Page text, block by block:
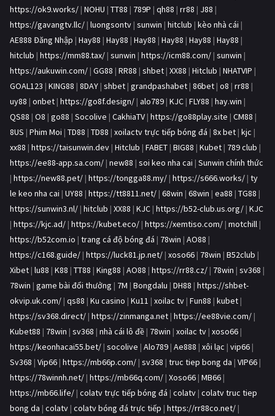
https://ok9.works/ | NOHU | TT88 | 789P | qh88 | rr88 | J88 |
https://gavangtv.llc/ | luongsontv | sunwin | hitclub | kèo nhà cái |
AE888 Đăng Nhập | Hay88 | Hay88 | Hay88 | Hay88 | Hay88 | Hay88 |
hitclub | https://mm88.tax/ | sunwin | https://icm88.com/ | sunwin |
https://aukuwin.com/ | GG88 | RR88 | shbet | XX88 | Hitclub | NHATVIP |
GOAL123 | KING88 | 8DAY | shbet | grandpashabet | 86bet | o8 | rr88 |
uy88 | onbet | https://go8f.design/ | alo789 | KJC | FLY88 | hay.win |
QS88 | O8 | go88 | Socolive | CakhiaTV | https://go88play.site | CM88 |
8US | Phim Moi | TD88 | TD88 | xoilactv trực tiếp bóng đá | 8x bet | kjc |
xx88 | https://taisunwin.dev | Hitclub | FABET | BIG88 | Kubet | 789 club |
https://ee88-app.sa.com/ | new88 | soi keo nha cai | Sunwin chính thức
| https://new88.pet/ | https://tongga88.my/ | https://s666.works/ | ty
le keo nha cai | UY88 | https://tt8811.net/ | 68win | 68win | ea88 | TG88 |
https://sunwin3.nl/ | hitclub | XX88 | KJC | https://b52-club.us.org/ | KJC
| https://kjc.ad/ | https://kubet.eco/ | https://xemtiso.com/ | motchill |
https://b52com.io | trang cá độ bóng đá | 78win | AO88 |
https://c168.guide/ | https://luck81.jp.net/ | xoso66 | 78win | B52club |
Xibet | lu88 | K88 | TT88 | King88 | AO88 | https://rr88.cz/ | 78win | sv368 |
78win | game bài đổi thưởng | 7M | Bongdalu | DH88 | https://shbet-
okvip.uk.com/ | qs88 | Ku casino | Ku11 | xoilac tv | Fun88 | kubet |
https://sv368.direct/ | https://zinmanga.net | https://ee88vie.com/ |
Kubet88 | 78win | sv368 | nhà cái lô đề | 78win | xoilac tv | xoso66 |
https://keonhacai55.bet/ | socolive | Alo789 | Ae888 | xôi lạc | vip66 |
Sv368 | Vip66 | https://mb66p.com/ | sv368 | truc tiep bong da | VIP66 |
https://78winnh.net/ | https://mb66q.com/ | Xoso66 | MB66 |
https://mb66.life/ | colatv trực tiếp bóng đá | colatv | colatv truc tiep
bong da | colatv | colatv bóng đá trực tiếp | https://rr88co.net/ |